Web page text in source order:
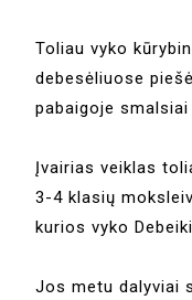
Toliau vyko
debesėliuose
pabaigoje
Įvairias veiklas
3-4 klasių
kurios vyko
Jos metu dalyviai